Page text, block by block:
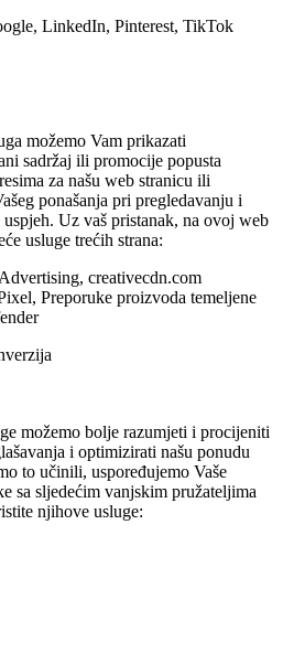
LinkedIn, Pinterest, TikTok
možemo Vam prikazati
sadržaj ili promocije popusta
za našu web stranicu ili
ponašanja pri pregledavanju i
Uz vaš pristanak, na ovoj web
usluge trećih strana:
creativecdn.com
Preporuke proizvoda temeljene
možemo bolje razumjeti i procijeniti
i optimizirati našu ponudu
to učinili, uspoređujemo Vaše
sa sljedećim vanjskim pružateljima
njihove usluge: